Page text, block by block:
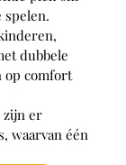
spelen.
dubbele
op comfort
zijn er
waarvan één